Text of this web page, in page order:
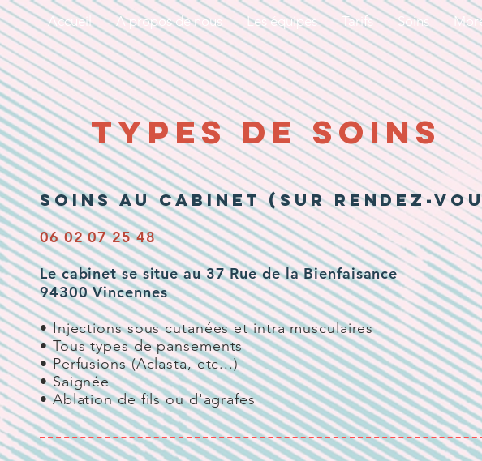
Accueil A propos de nous Les équipes Tarifs Soins
types de soins
sOINS AU CABINET (sur Rendez-
06 02 07 25 48
Le cabinet se situe au 37 Rue de la Bienfaisance
94300 Vincennes
• Injections sous cutanées et intra musculaires
• Tous types de pansements
• Perfusions (Aclasta, etc...)
• Saignée
• Ablation de fils ou d'agrafes